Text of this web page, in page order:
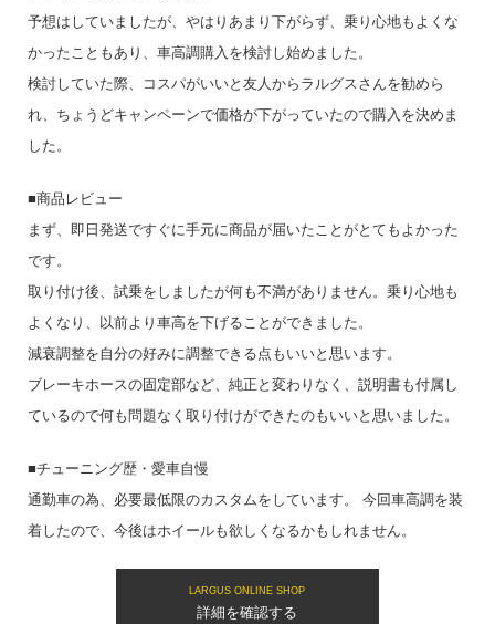
予想はしていましたが、やはりあまり下がらず、乗り心地もよくな
かったこともあり、車高調購入を検討し始めました。
検討していた際、コスパがいいと友人からラルグスさんを勧めら
れ、ちょうどキャンペーンで価格が下がっていたので購入を決めま
した。
■商品レビュー
まず、即日発送ですぐに手元に商品が届いたことがとてもよかった
です。
取り付け後、試乗をしましたが何も不満がありません。乗り心地も
よくなり、以前より車高を下げることができました。
減衰調整を自分の好みに調整できる点もいいと思います。
ブレーキホースの固定部など、純正と変わりなく、説明書も付属し
ているので何も問題なく取り付けができたのもいいと思いました。
■チューニング歴・愛車自慢
通勤車の為、必要最低限のカスタムをしています。 今回車高調を装
着したので、今後はホイールも欲しくなるかもしれません。
LARGUS ONLINE SHOP
詳細を確認する